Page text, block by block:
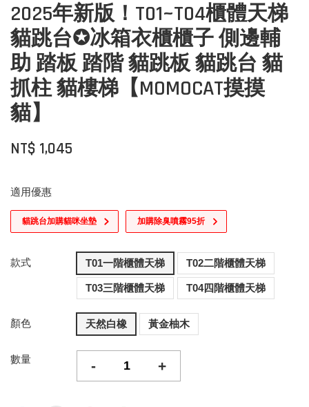
2025年新版！T01~T04櫃體天梯
貓跳台✪冰箱衣櫃櫃子 側邊輔
助 踏板 踏階 貓跳板 貓跳台 貓
抓柱 貓樓梯【MOMOCAT摸摸
貓】
NT$ 1,045
適用優惠
貓跳台加購貓咪坐墊 加購除臭噴霧95折
款式 T01一階櫃體天梯 T02二階櫃體天梯
T03三階櫃體天梯 T04四階櫃體天梯
顏色 天然白橡 黃金柚木
數量 - +